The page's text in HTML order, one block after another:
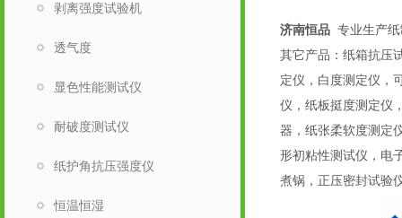
济南恒品 专业生产
其它产品：纸箱抗压
定仪，白度测定仪，
仪，纸板挺度测定仪
器，纸张柔软度测定
形初粘性测试仪，电
煮锅，正压密封试验
剥离强度试验机
透气度
显色性能测试仪
耐破度测试仪
纸护角抗压强度仪
恒温恒湿